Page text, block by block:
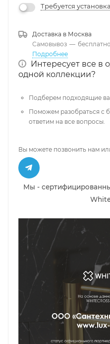
Требуется установка
Доставка в Москва
Самовывоз — бесплатно
Подробнее
Интересует все в
одной коллекции?
Подберем подходящие
Поможем разобраться с
ответим на все вопросы.
Вы можете позвонить нам
Мы -